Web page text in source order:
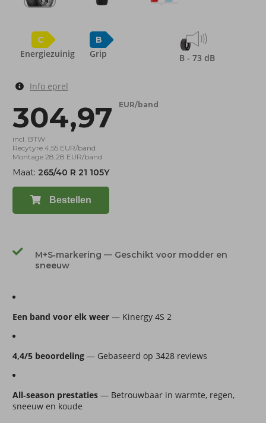
C
Energiezuinig
B
Grip B - 73 dB
Info eprel
304,97 EUR/band
incl. BTW
Recytyre 4,55 EUR/band
Montage 28,28 EUR/band
Maat: 265/40 R 21 105Y
Bestellen
M+S‑markering — Geschikt voor modder en
sneeuw
Een band voor elk weer — Kinergy 4S 2
4,4/5 beoordeling — Gebaseerd op 3428 reviews
All‑season prestaties — Betrouwbaar in warmte, regen,
sneeuw en koude